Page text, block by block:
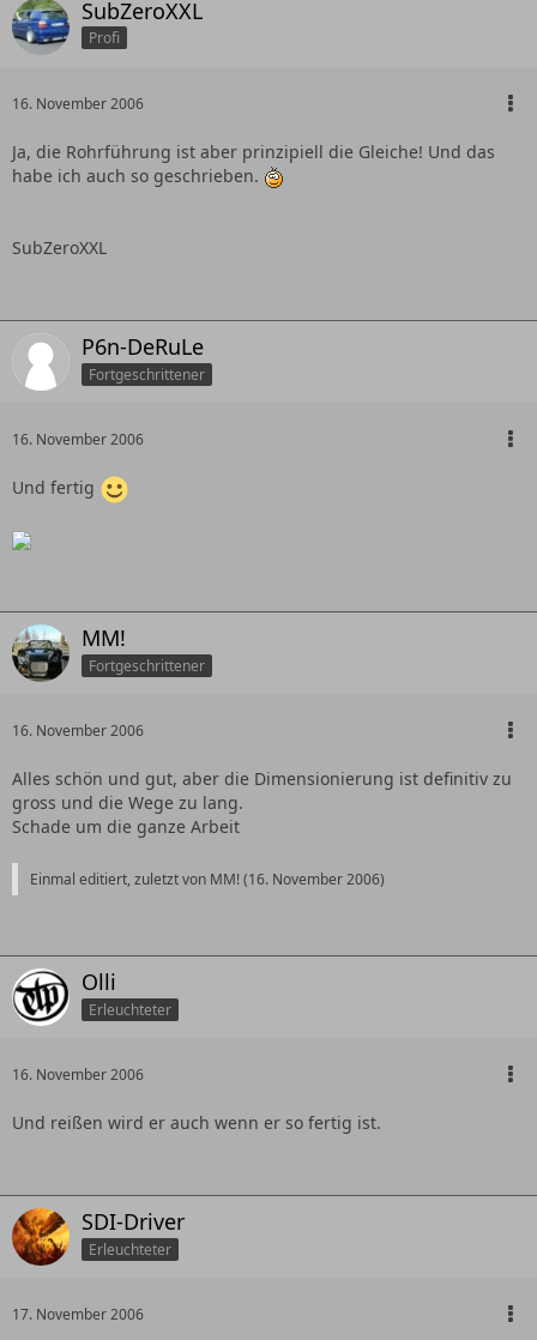
SubZeroXXL
Profi
16. November 2006
Ja, die Rohrführung ist aber prinzipiell die Gleiche! Und das
habe ich auch so geschrieben.
SubZeroXXL
P6n-DeRuLe
Fortgeschrittener
16. November 2006
Und fertig
MM!
Fortgeschrittener
16. November 2006
Alles schön und gut, aber die Dimensionierung ist definitiv zu
gross und die Wege zu lang.
Schade um die ganze Arbeit
Einmal editiert, zuletzt von MM! (16. November 2006)
Olli
Erleuchteter
16. November 2006
Und reißen wird er auch wenn er so fertig ist.
SDI-Driver
Erleuchteter
17. November 2006